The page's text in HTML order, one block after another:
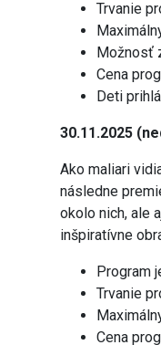
Trvanie
Možnosť
Cena
Deti
30.11.2025
Ako maliari
následne
okolo nich, ale
inšpiratívne
Program
Trvanie
Cena